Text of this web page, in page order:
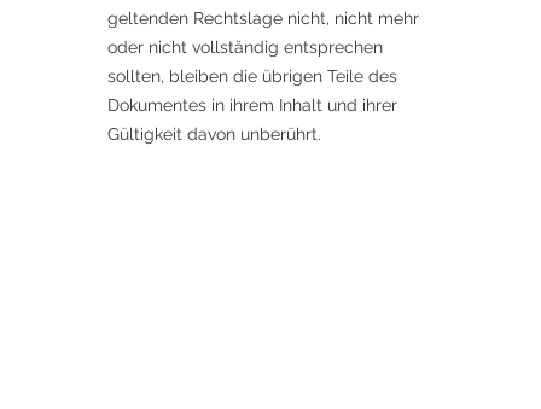
geltenden Rechtslage nicht, nicht mehr
oder nicht vollständig entsprechen
sollten, bleiben die übrigen Teile des
Dokumentes in ihrem Inhalt und ihrer
Gültigkeit davon unberührt.